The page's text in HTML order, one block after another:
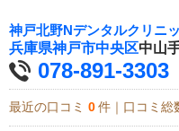
神戸北野Nデンタルクリニ
兵庫県神戸市中央区中山
078-891-3303
最近の口コミ 0 件｜口コミ総